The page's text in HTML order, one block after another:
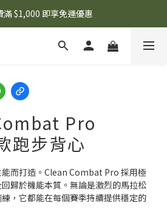
麼優惠嗎？ 點擊查看最新優惠！
滿 $1,000 即享免運優惠
麼優惠嗎？ 點擊查看最新優惠！
Pro
跑步背心
而打造。Clean Combat Pro 採用極
歸於機能本質。無論是激烈的馬拉松
，它都能在每個賽季持續提供穩定的